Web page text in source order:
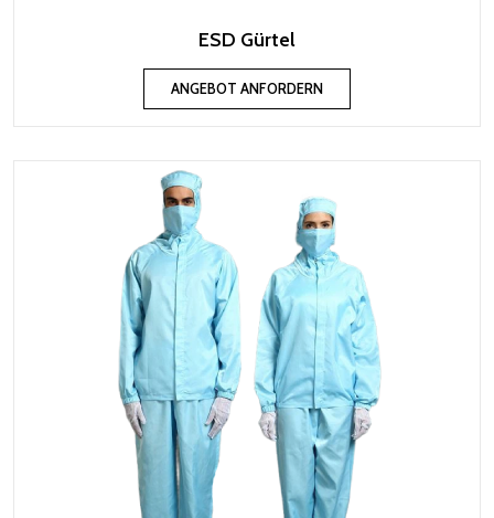
ESD Gürtel
ANGEBOT ANFORDERN